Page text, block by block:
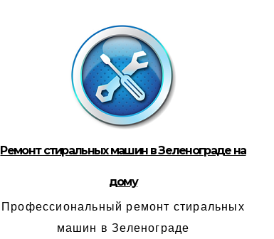
Ремонт стиральных машин в Зеленограде на
дому
Профессиональный ремонт стиральных
машин в Зеленограде